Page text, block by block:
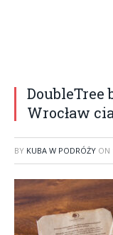
Wrocław
BY KUBA W PODRÓŻY ON